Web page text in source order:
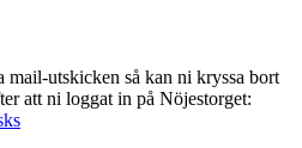
utskicken så kan ni kryssa bort
att ni loggat in på Nöjestorget: